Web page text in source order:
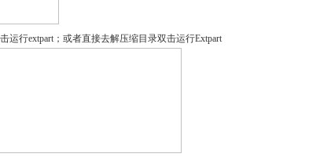
行extpart；或者直接去解压缩目录双击运行Extpart